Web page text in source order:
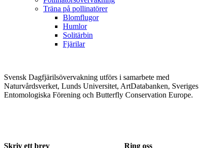
Träna på pollinatörer
Blomflugor
Humlor
Solitärbin
Fjärilar
Svensk Dagfjärilsövervakning utförs i samarbete med
Naturvårdsverket, Lunds Universitet, ArtDatabanken, Sveriges
Entomologiska Förening och Butterfly Conservation Europe.
Skriv ett brev Ring oss